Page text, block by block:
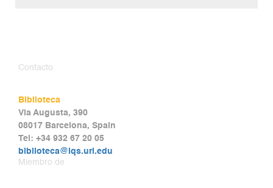
Contacto
Biblioteca
Via Augusta, 390
08017 Barcelona, Spain
Tel: +34 932 67 20 05
biblioteca@iqs.url.edu
Miembro de